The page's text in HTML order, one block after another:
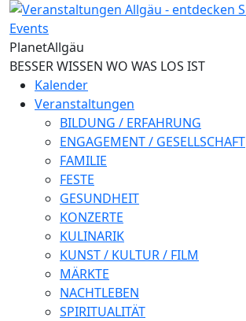
Direkt zum Inhalt
PlanetAllgäu
BESSER WISSEN WO WAS LOS IST
Kalender
Veranstaltungen
BILDUNG / ERFAHRUNG
ENGAGEMENT / GESELLSCHAFT
FAMILIE
FESTE
GESUNDHEIT
KONZERTE
KULINARIK
KUNST / KULTUR / FILM
MÄRKTE
NACHTLEBEN
SPIRITUALITÄT